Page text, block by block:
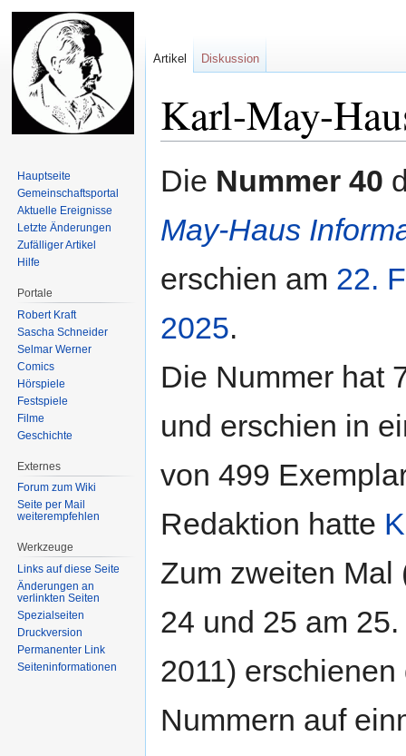
Karl-May-
Navigation
Suche
Die Nummer 40
May-Haus
erschien am 22.
2025.
Die Nummer hat
und erschien in
von 499
Redaktion hatte
Zum zweiten Mal
24 und 25 am
2011)
Nummern auf
Artikel Diskussion
Hauptseite
Gemeinschafts­portal
Aktuelle Ereignisse
Letzte Änderungen
Zufälliger Artikel
Hilfe
Portale
Robert Kraft
Sascha Schneider
Selmar Werner
Comics
Hörspiele
Festspiele
Filme
Geschichte
Externes
Forum zum Wiki
Seite per Mail
weiterempfehlen
Werkzeuge
Links auf diese Seite
Änderungen an
verlinkten Seiten
Spezialseiten
Druckversion
Permanenter Link
Seiten­informationen